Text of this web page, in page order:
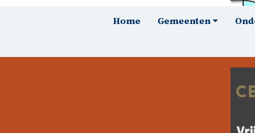
HoofdnavigatieHome Gemeenten